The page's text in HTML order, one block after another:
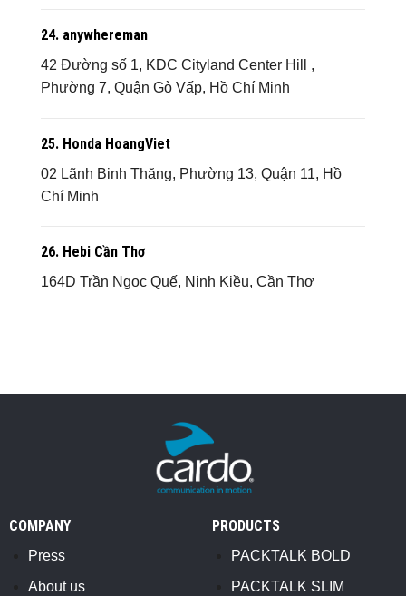
24. anywhereman
42 Đường số 1, KDC Cityland Center Hill ,
Phường 7, Quận Gò Vấp, Hồ Chí Minh
25. Honda HoangViet
02 Lãnh Binh Thăng, Phường 13, Quận 11, Hồ
Chí Minh
26. Hebi Cần Thơ
164D Trần Ngọc Quế, Ninh Kiều, Cần Thơ
COMPANY
Press
About us
PRODUCTS
PACKTALK BOLD
PACKTALK SLIM